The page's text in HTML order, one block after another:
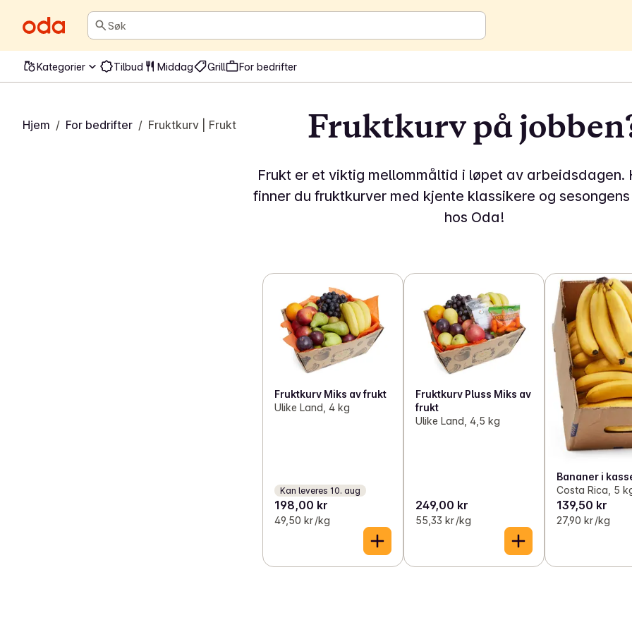
Søk
Kategorier Tilbud Middag Grill For bedrifter
Hjem / For bedrifter / Fruktkurv | Frukt levert på jobbenFruktkurv på
Frukt er et viktig mellommåltid i løpet av arbeidsdagen.
finner du fruktkurver med kjente klassikere og
hos Oda!
Fruktkurv Miks av frukt
Ulike Land, 4 kg
Kan leveres 10. aug
198,00 kr
49,50 kr /kg
Fruktkurv Pluss Miks av
frukt
Ulike Land, 4,5 kg
249,00 kr
55,33 kr /kg
Bananer i
Costa Rica, 5
139,50 kr
27,90 kr /kg